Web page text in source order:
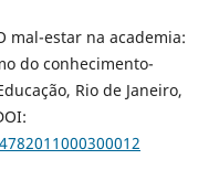
mal-estar na academia:
do conhecimento-
Rio de Janeiro,